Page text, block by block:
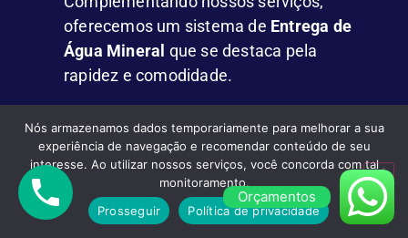
oferecemos um sistema de Entrega de
Água Mineral que se destaca pela
rapidez e comodidade.
FACILIDADES
FornecemosÁgua Mineral em Galões
de 10L e 20L,além de garrafas
individuais para residências, empresas
Orçamentos
Nós armazenamos dados temporariamente para melhorar a sua
experiência de navegação e recomendar conteúdo de seu
interesse. Ao utilizar nossos serviços, você concorda com tal
monitoramento.
Prosseguir
Política de privacidade